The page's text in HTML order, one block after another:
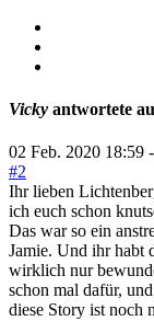
Vicky antwortete
02 Feb. 2020 18:59 -
#2
Ihr lieben
ich euch schon
Das war so ein
Jamie. Und ihr habt
wirklich nur
schon mal dafür,
diese Story ist noch